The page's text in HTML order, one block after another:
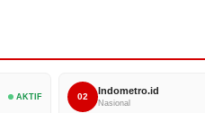
AKTIF 02
Indometro.id
Nasional